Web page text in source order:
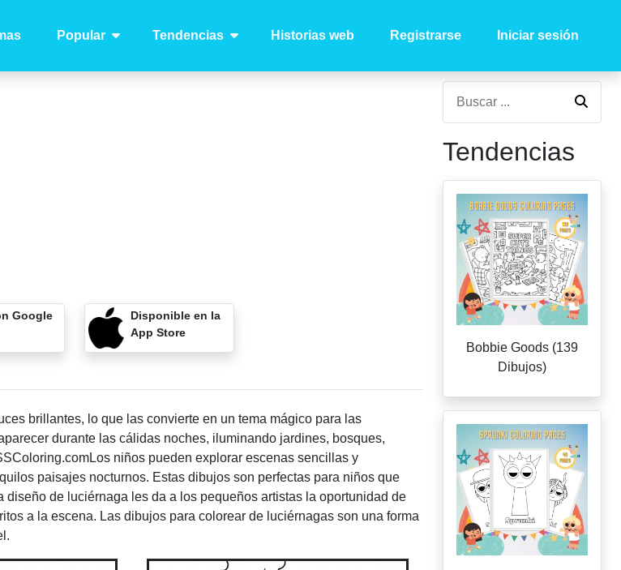
Popular Tendencias Historias web Registrarse Iniciar sesión
Google
Disponible en la
App Store
brillantes, lo que las convierte en un tema mágico para las
durante las cálidas noches, iluminando jardines, bosques,
niños pueden explorar escenas sencillas y
paisajes nocturnos. Estas dibujos son perfectas para niños que
de luciérnaga les da a los pequeños artistas la oportunidad de
a la escena. Las dibujos para colorear de luciérnagas son una forma
Tendencias
Bobbie Goods (139
Dibujos)